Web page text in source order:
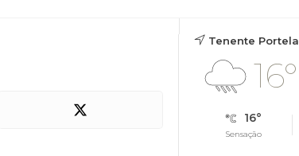
Tenente
16°
16°
Sensação